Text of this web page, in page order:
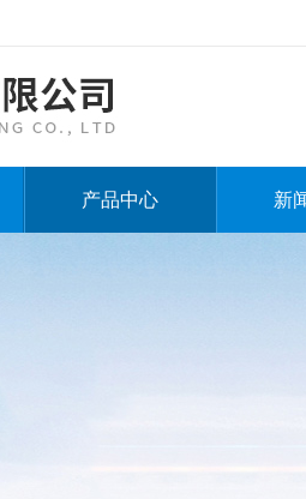
产品中心 新